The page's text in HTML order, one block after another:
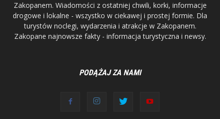
Zakopanem. Wiadomości z ostatniej chwili, korki, informacje
drogowe i lokalne - wszystko w ciekawej i prostej formie. Dla
turystów noclegi, wydarzenia i atrakcje w Zakopanem.
Zakopane najnowsze fakty - informacja turystyczna i newsy.
PODĄŻAJ ZA NAMI